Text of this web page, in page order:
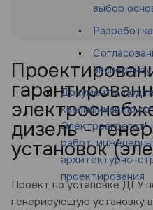
выбор
экспертизу
Документы,
квалификацию
Электроагрегат"
работ,
архитектурно-
проектирования
дизель -
установок
Проект по установке ДГУ
генерирующую установку